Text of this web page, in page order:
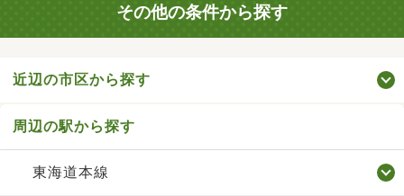
その他の条件から探す
近辺の市区から探す
周辺の駅から探す
東海道本線